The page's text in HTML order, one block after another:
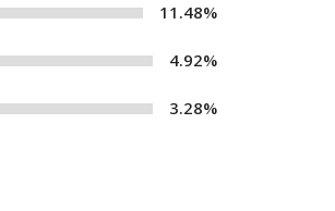
11.48%
4.92%
3.28%